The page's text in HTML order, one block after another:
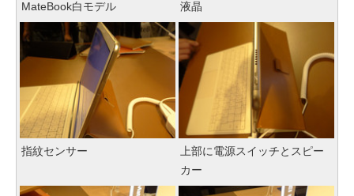
MateBook白モデル 液晶
指紋センサー
上部に電源スイッチとスピー
カー